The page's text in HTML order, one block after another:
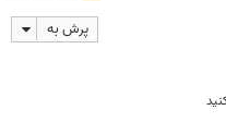
پرش به